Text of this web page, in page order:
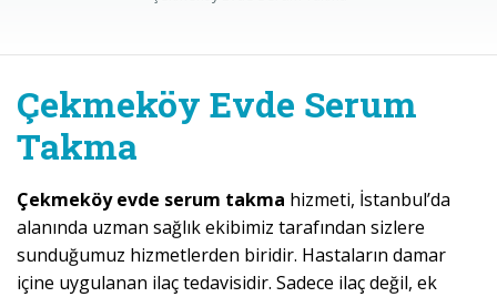
Çekmeköy Evde Serum
Takma
Çekmeköy evde serum takma hizmeti, İstanbul’da
alanında uzman sağlık ekibimiz tarafından sizlere
sunduğumuz hizmetlerden biridir. Hastaların damar
içine uygulanan ilaç tedavisidir. Sadece ilaç değil, ek